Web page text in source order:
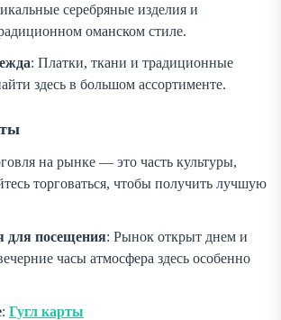
серебряные изделия и
оманском стиле.
: Платки, ткани и традиционные
здесь в большом ассортименте.
на рынке — это часть культуры,
торговаться, чтобы получить лучшую
для посещения: Рынок открыт днем и
часы атмосфера здесь особенно
: Гугл карты